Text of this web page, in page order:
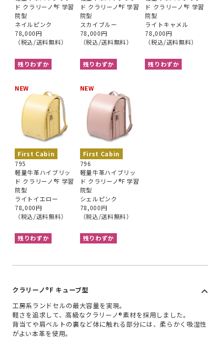
ド クラリーノ®︎F 学習
院型
ネイルピンク
78,000円
（税込/送料無料）
残りわずか
ド クラリーノ®︎F 学習
院型
スカイブルー
78,000円
（税込/送料無料）
残りわずか
ド クラリーノ®︎F 学習
院型
ライトキャメル
78,000円
（税込/送料無料）
残りわずか
First Cabin
795
軽量牛革ハイブリッ
ド クラリーノ®︎F 学習
院型
ライトイエロー
78,000円
（税込/送料無料）
残りわずか
NEW
First Cabin
796
軽量牛革ハイブリッ
ド クラリーノ®︎F 学習
院型
シェルピンク
78,000円
（税込/送料無料）
残りわずか
NEW
クラリーノ®︎F キューブ型
工房系ランドセルの最大容量を実現。
軽さを追求して、高級なクラリーノ®素材を採用しました。
背当てや肩ベルトの裏など体に触れる部分には、柔らかく吸湿性
がよい本革を使用。